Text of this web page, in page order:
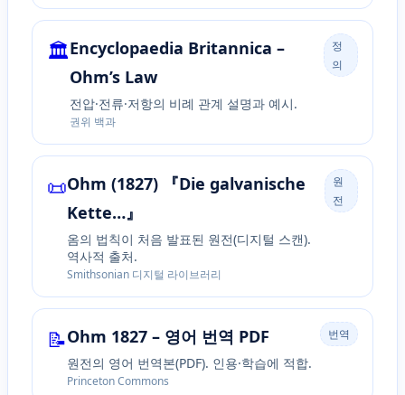
🏛️Encyclopaedia Britannica –
Ohm’s Law
전압·전류·저항의 비례 관계 설명과 예시.
권위 백과
정
의
📜Ohm (1827) 『Die galvanische
Kette…』
옴의 법칙이 처음 발표된 원전(디지털 스캔).
역사적 출처.
Smithsonian 디지털 라이브러리
원
전
📝Ohm 1827 – 영어 번역 PDF
원전의 영어 번역본(PDF). 인용·학습에 적합.
Princeton Commons
번역